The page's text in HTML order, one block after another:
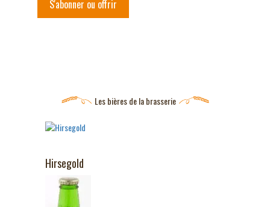
S'abonner ou offrir
Les bières de la brasserie
Hirsegold